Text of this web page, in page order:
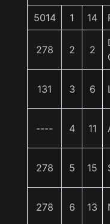
5014 1 14
278 2 2
131 3 6
---- 4 11
278 5 15
278 6 13